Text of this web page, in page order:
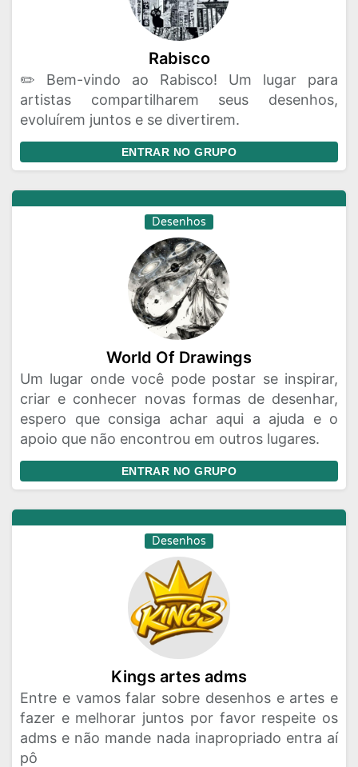
Rabisco
✏️ Bem-vindo ao Rabisco! Um lugar para
artistas compartilharem seus desenhos,
evoluírem juntos e se divertirem.
ENTRAR NO GRUPO
Desenhos
World Of Drawings
Um lugar onde você pode postar se inspirar,
criar e conhecer novas formas de desenhar,
espero que consiga achar aqui a ajuda e o
apoio que não encontrou em outros lugares.
ENTRAR NO GRUPO
Desenhos
Kings artes adms
Entre e vamos falar sobre desenhos e artes e
fazer e melhorar juntos por favor respeite os
adms e não mande nada inapropriado entra aí
pô